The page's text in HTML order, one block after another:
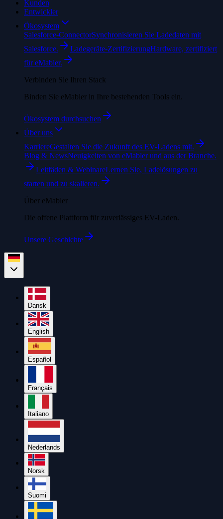
Kunden
Entwickler
Ökosystem
Salesforce-ConnectorSynchronisieren Sie Ladedaten mit
Salesforce.
Ladegeräte-ZertifizierungHardware, zertifiziert
für eMabler.
Verbinden Sie Ihren Stack
Binden Sie eMabler in Ihre bestehenden Tools ein.
Ökosystem durchsuchen
Über uns
KarriereGestalten Sie die Zukunft des EV-Ladens mit.
Blog & NewsNeuigkeiten von eMabler und aus der Branche.
Leitfäden & WebinareLernen Sie, Ladelösungen zu
starten und zu skalieren.
Über eMabler
Die offene Plattform für zuverlässiges EV-Laden.
Unsere Geschichte
Dansk
English
Español
Français
Italiano
Nederlands
Norsk
Suomi